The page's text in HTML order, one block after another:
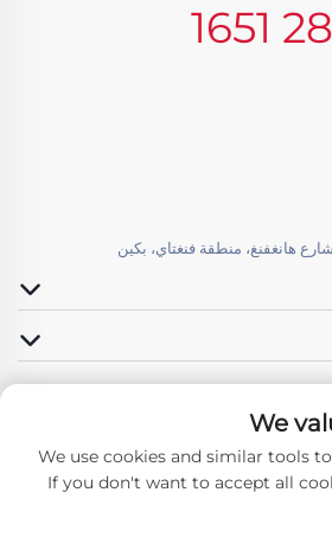
تابعنا
We
We use cookies and similar tools
If you don't want to accept all